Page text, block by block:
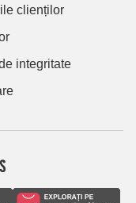
clienților
integritate